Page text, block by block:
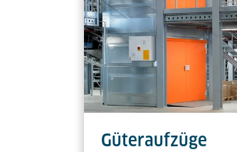
Güteraufzüge